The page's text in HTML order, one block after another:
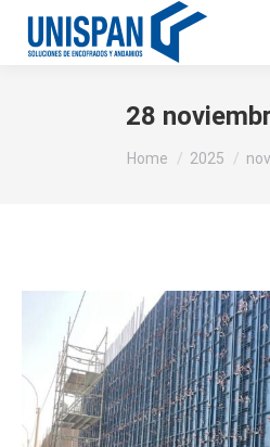
28
You are here:
Home 2025